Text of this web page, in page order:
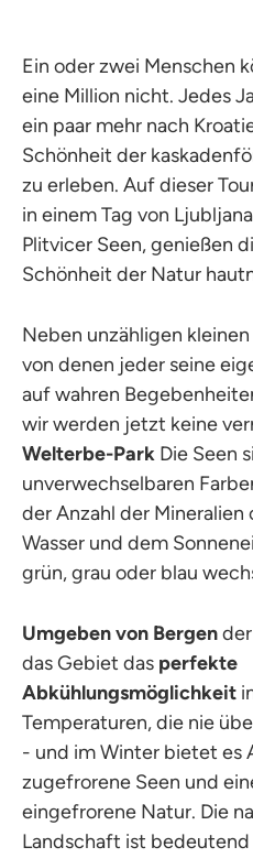
Ein oder zwei Menschen
eine Million nicht. Jedes
ein paar mehr nach
Schönheit der
zu erleben. Auf dieser
in einem Tag von
Plitvicer Seen, genießen
Schönheit der Natur
Neben unzähligen
von denen jeder seine
auf wahren
wir werden jetzt keine
Welterbe-Park Die Seen
unverwechselbaren
der Anzahl der
Wasser und dem
grün, grau oder blau
Umgeben von Bergen
das Gebiet das perfekte
Abkühlungsmöglichkeit
Temperaturen, die nie
- und im Winter bietet es
zugefrorene Seen und
eingefrorene Natur. Die
Landschaft ist